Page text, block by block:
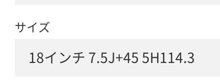
サイズ
18インチ 7.5J+45 5H114.3